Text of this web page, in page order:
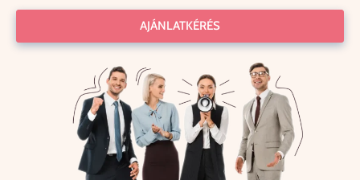
AJÁNLATKÉRÉS